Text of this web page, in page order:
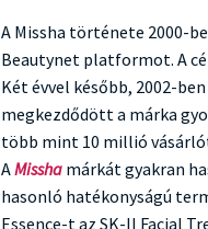
A Missha története 2000-
Beautynet platformot. A
Két évvel később, 2002-
megkezdődött a márka
több mint 10 millió
AMisshamárkát gyakran
hasonló hatékonyságú
Essence-t az SK-II Facial